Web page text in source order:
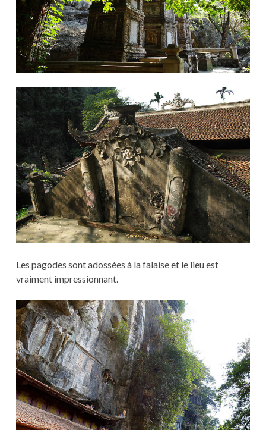
Les pagodes sont adossées à la falaise et le lieu est
vraiment impressionnant.